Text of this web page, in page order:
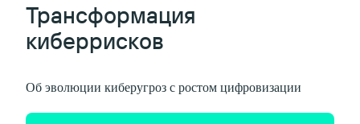
Трансформация
киберрисков
Об эволюции киберугроз с ростом цифровизации